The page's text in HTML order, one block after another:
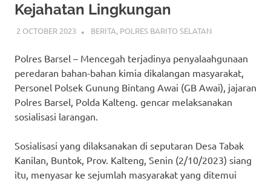
Kejahatan Lingkungan
2 OCTOBER 2023 ADMIN_POLRESBARSEL
BERITA, POLRES BARITO SELATAN
Polres Barsel – Mencegah terjadinya penyalaahgunaan
peredaran bahan-bahan kimia dikalangan masyarakat,
Personel Polsek Gunung Bintang Awai (GB Awai), jajaran
Polres Barsel, Polda Kalteng. gencar melaksanakan
sosialisasi larangan.
Sosialisasi yang dilaksanakan di seputaran Desa Tabak
Kanilan, Buntok, Prov. Kalteng, Senin (2/10/2023) siang
itu, menyasar ke sejumlah masyarakat yang ditemui